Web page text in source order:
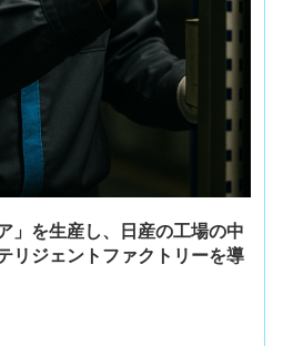
」を生産し、日産の工場の中
リジェントファクトリーを導